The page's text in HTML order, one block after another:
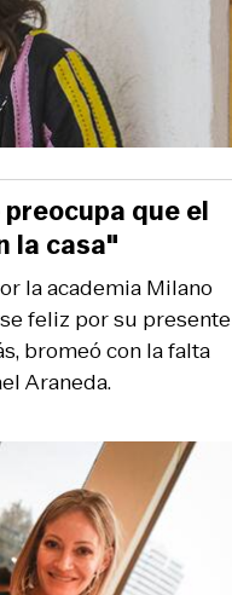
la academia Milano
feliz por su presente
bromeó con la falta
Araneda.
que el
la casa"